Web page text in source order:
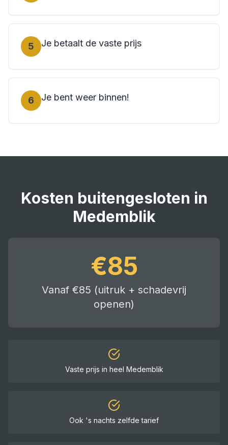
5 Je betaalt de vaste prijs
6 Je bent weer binnen!
Kosten buitengesloten in
Medemblik
€85
Vanaf €85 (uitruk + schadevrij
openen)
Vaste prijs in heel Medemblik
Ook 's nachts zelfde tarief